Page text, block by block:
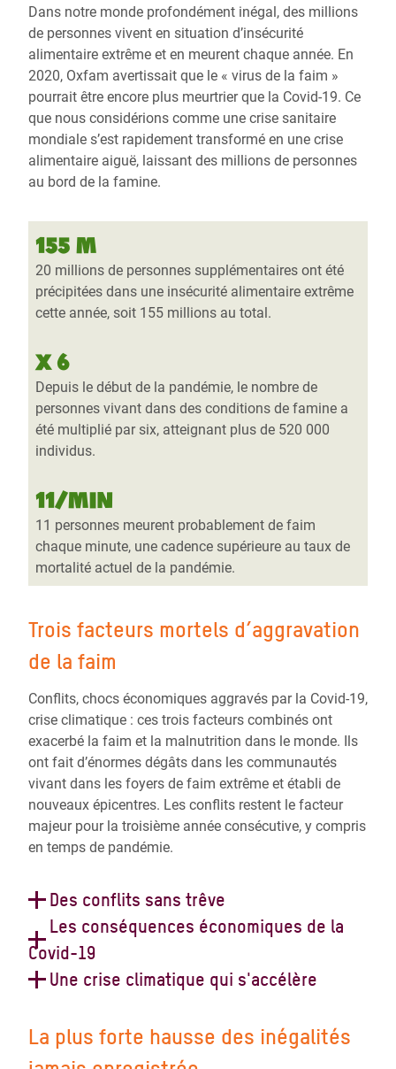
Dans notre monde profondément inégal, des millions
de personnes vivent en situation d’insécurité
alimentaire extrême et en meurent chaque année. En
2020, Oxfam avertissait que le « virus de la faim »
pourrait être encore plus meurtrier que la Covid-19. Ce
que nous considérions comme une crise sanitaire
mondiale s’est rapidement transformé en une crise
alimentaire aiguë, laissant des millions de personnes
au bord de la famine.
155 M
20 millions de personnes supplémentaires ont été
précipitées dans une insécurité alimentaire extrême
cette année, soit 155 millions au total.
x 6
Depuis le début de la pandémie, le nombre de
personnes vivant dans des conditions de famine a
été multiplié par six, atteignant plus de 520 000
individus.
11/min
11 personnes meurent probablement de faim
chaque minute, une cadence supérieure au taux de
mortalité actuel de la pandémie.
Trois facteurs mortels d’aggravation
de la faim
Conflits, chocs économiques aggravés par la Covid-19,
crise climatique : ces trois facteurs combinés ont
exacerbé la faim et la malnutrition dans le monde. Ils
ont fait d’énormes dégâts dans les communautés
vivant dans les foyers de faim extrême et établi de
nouveaux épicentres. Les conflits restent le facteur
majeur pour la troisième année consécutive, y compris
en temps de pandémie.
Des conflits sans trêve
Face à la pandémie mondiale et sans précédent de
Covid-19, les Nations Unies ont appelé à un cessez-le-
toutefois poursuivis sans trêve et représentent le
de personnes dans 23 pays. L’Afghanistan, la
République démocratique du Congo, la Syrie et le
Les conséquences économiques de la
Covid-19
Plus d’un an et demi après le début de la pandémie de
frontières, des entreprises et des marchés a aggravé la
situation pour les plus défavorisé·e·s et provoqué une
Une crise climatique qui s'accélère
cette année est le changement climatique. Près de
400 catastrophes météorologiques, notamment des
La plus forte hausse des inégalités